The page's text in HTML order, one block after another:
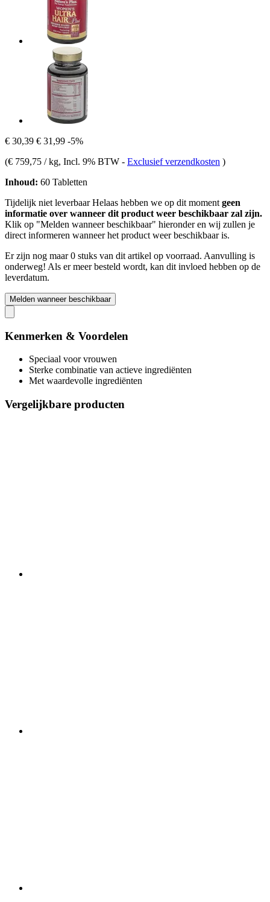
€ 30,39 € 31,99 -5%
(€ 759,75 / kg, Incl. 9% BTW - Exclusief verzendkosten )
Inhoud: 60 Tabletten
Tijdelijk niet leverbaarHelaas hebben we op dit moment geen
informatie over wanneer dit product weer beschikbaar zal zijn.
Klik op "Melden wanneer beschikbaar" hieronder en wij zullen je
direct informeren wanneer het product weer beschikbaar is.
Er zijn nog maar 0 stuks van dit artikel op voorraad. Aanvulling is
onderweg! Als er meer besteld wordt, kan dit invloed hebben op de
leverdatum.
Melden wanneer beschikbaar
Kenmerken & Voordelen
Speciaal voor vrouwen
Sterke combinatie van actieve ingrediënten
Met waardevolle ingrediënten
Vergelijkbare producten